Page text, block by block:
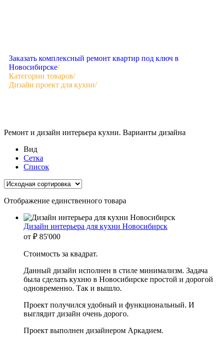
Заказать комплексный ремонт квартир под ключ в
Новосибирске/
Категории товаров/
Дизайн проект для кухни/
Ремонт и дизайн интерьера кухни. Варианты дизайна
Вид
Сетка
Список
Отображение единственного товара
Дизайн интерьера для кухни Новосибирск
от ₽ 85'000
Стоимость за квадрат.
Данный дизайн исполнен в стиле минимализм. Задача
была сделать кухню в Новосибирске простой и дорогой
одновременно. Так и вышло.
Проект получился удобный и функциональный. И
выглядит дизайн очень дорого.
Проект выполнен дизайнером Аркадием.